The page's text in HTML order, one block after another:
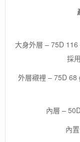
大身外層 – 75D
採
外層襯裡 – 75D 68
內層 –
內